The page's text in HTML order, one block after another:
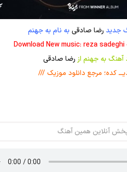
جدید رضا صادقی به نام به جهنم
Download New music: reza sadeghi
آهنگ به جهنم ازرضا صادقی
کده؛ مرجع دانلود موزیک ///
آنلاین همین آهنگ